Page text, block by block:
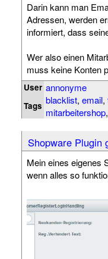
Darin kann man
Adressen, werden
informiert, dass
Wer also einen
muss keine Konten
User annonyme
Tags blacklist, email,
mitarbeitershop,
Shopware Plugin
Mein eines eigenes
wenn alles so